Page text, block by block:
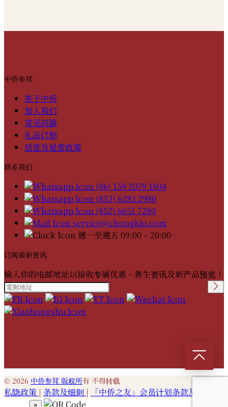
中侨参茸
关于中侨
加入我们
常见问题
礼品订制
送货及退货政策
联系我们
(86) 159 2079 1804
(853) 6283 2980
(852) 6651 7280
service@chongkio.com
週一至週五 09:00 – 20:00
订阅最新资讯
输入你的电邮地址以接收专属优惠、养生资讯及新产品预览！
Please leave this field
empty.
© 2026 中侨参茸 版权所有 不得转载
私隐政策 | 条款及细则 | 「中侨之友」会员计划条款及细则
×